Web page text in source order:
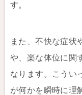
す。
また、不快な症状
や、楽な体位に関
なります。こうい
が何かを瞬時に理